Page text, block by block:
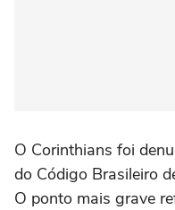
O Corinthians foi
do Código Brasileiro
O ponto mais grave